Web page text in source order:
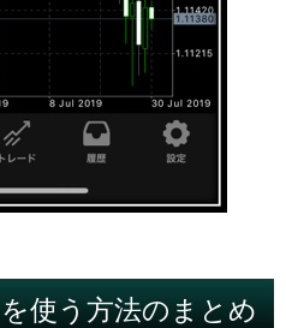
使う方法のまとめ